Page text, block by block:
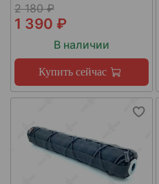
2 180 ₽
1 390 ₽
В наличии
Купить сейчас